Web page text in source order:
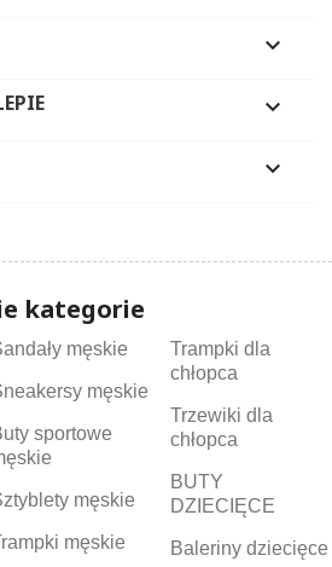



kategorie
męskie
męskie
sportowe
męskie
męskie
Trampki dla
chłopca
Trzewiki dla
chłopca
BUTY
DZIECIĘCE
Baleriny dziecięce